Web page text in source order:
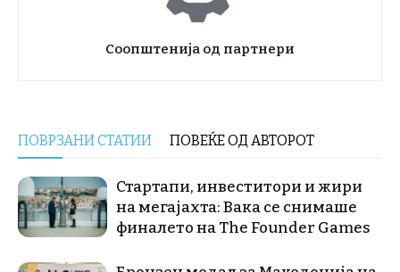
Соопштенија од партнери
ПОВРЗАНИ СТАТИИ ПОВЕЌЕ ОД АВТОРОТ
Стартапи, инвеститори и жири
на мегајахта: Вака се снимаше
финалето на The Founder Games